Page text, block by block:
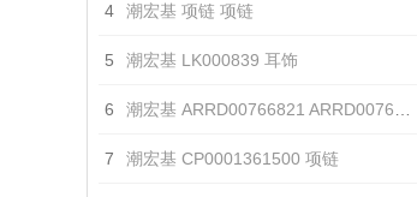
4 潮宏基 项链 项链
5 潮宏基 LK000839 耳饰
6 潮宏基 ARRD00766821 ARRD00766831 戒指
7 潮宏基 CP0001361500 项链